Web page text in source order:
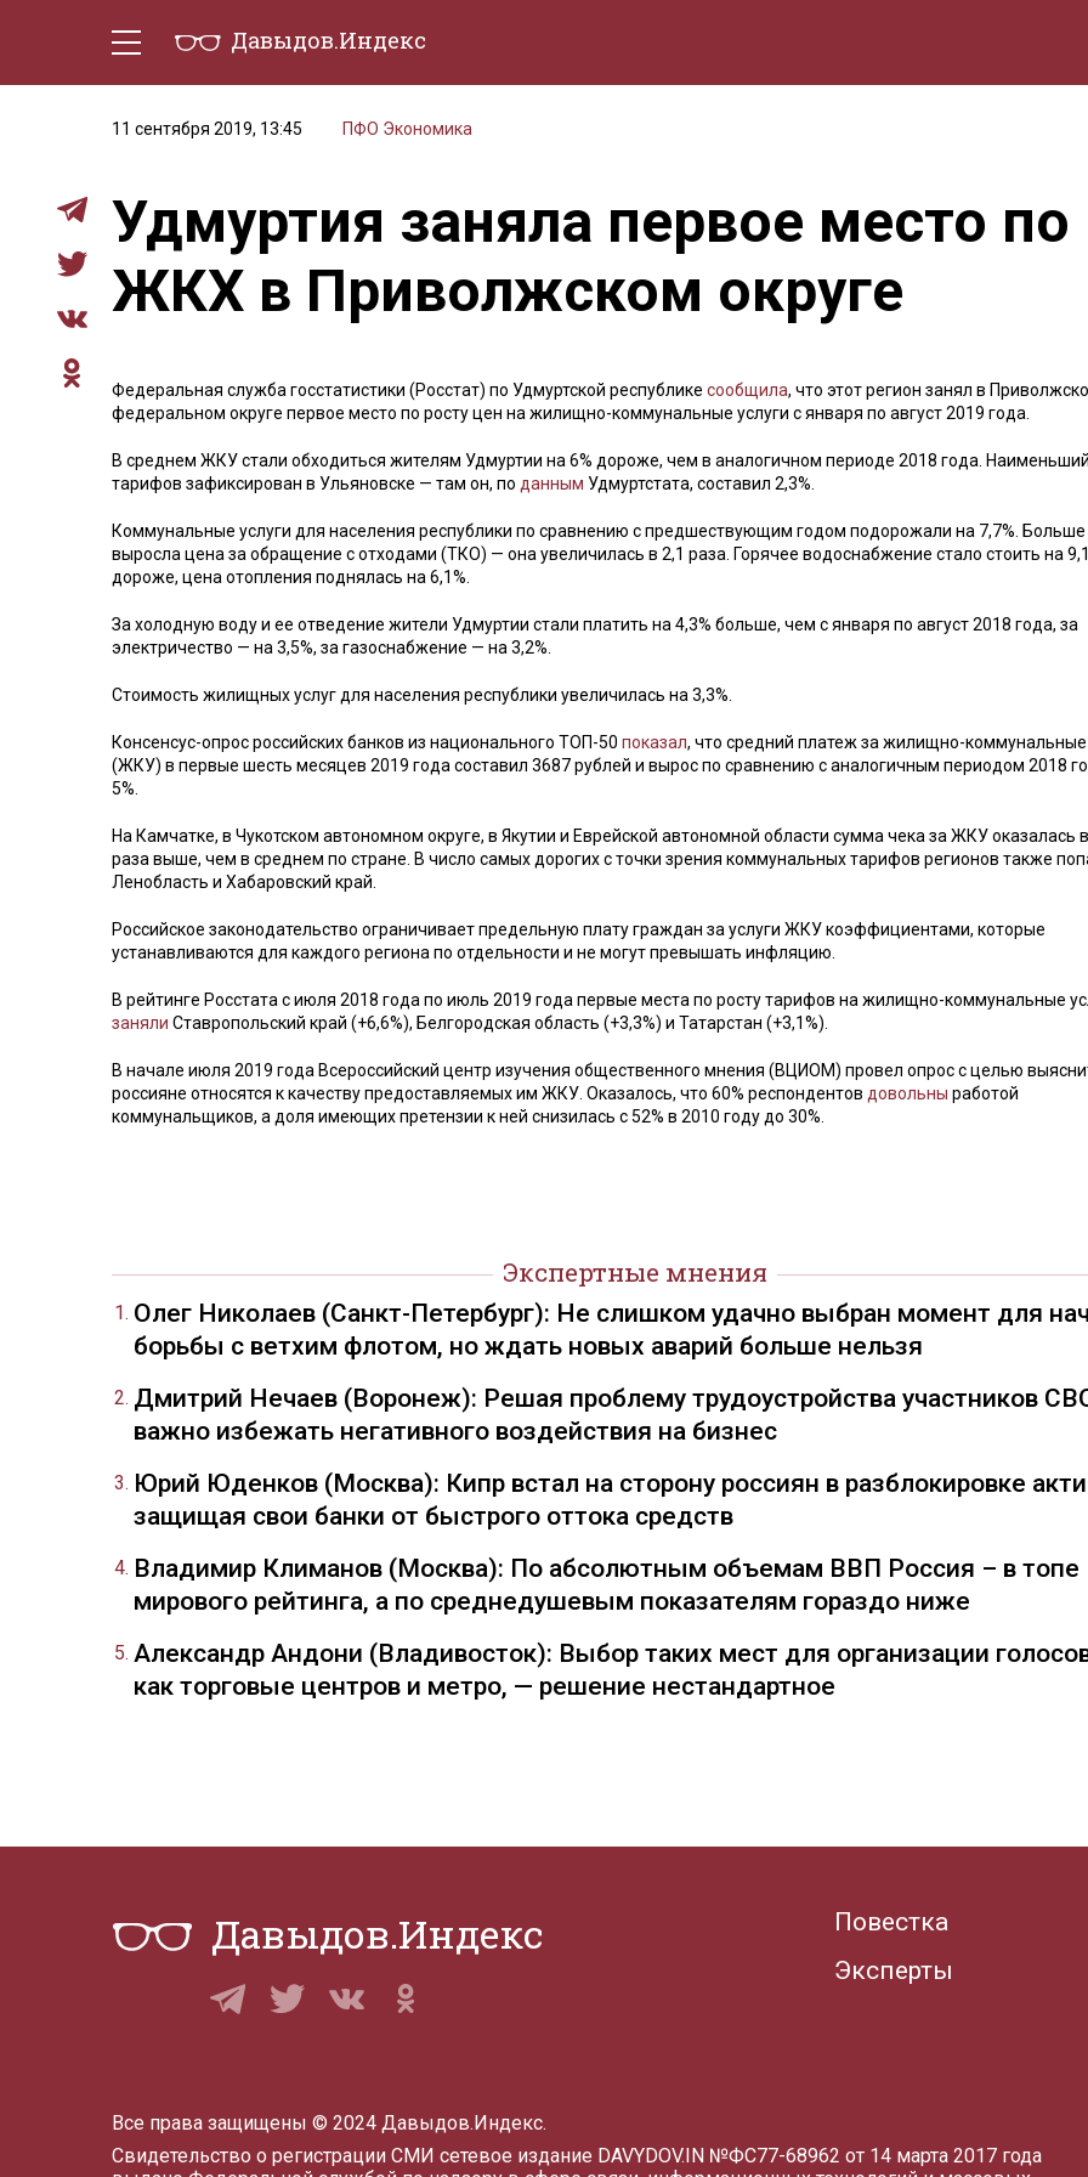
Давыдов.Индекс
11 сентября 2019, 13:45
ПФО Экономика
Удмуртия заняла первое место
ЖКХ в Приволжском округе
Федеральная служба госстатистики (Росстат) по Удмуртской республике сообщила, что этот регион занял в
федеральном округе первое место по росту цен на жилищно-коммунальные услуги с января по август 2019 года.
В среднем ЖКУ стали обходиться жителям Удмуртии на 6% дороже, чем в аналогичном периоде 2018 года.
тарифов зафиксирован в Ульяновске — там он, по данным Удмуртстата, составил 2,3%.
Коммунальные услуги для населения республики по сравнению с предшествующим годом подорожали на 7,7%. Больше
выросла цена за обращение с отходами (ТКО) — она увеличилась в 2,1 раза. Горячее водоснабжение стало стоить на
дороже, цена отопления поднялась на 6,1%.
За холодную воду и ее отведение жители Удмуртии стали платить на 4,3% больше, чем с января по август 2018 года, за
электричество — на 3,5%, за газоснабжение — на 3,2%.
Стоимость жилищных услуг для населения республики увеличилась на 3,3%.
Консенсус-опрос российских банков из национального ТОП-50 показал, что средний платеж за жилищно-коммунальные
(ЖКУ) в первые шесть месяцев 2019 года составил 3687 рублей и вырос по сравнению с аналогичным периодом 2018
5%.
На Камчатке, в Чукотском автономном округе, в Якутии и Еврейской автономной области сумма чека за ЖКУ оказалась
раза выше, чем в среднем по стране. В число самых дорогих с точки зрения коммунальных тарифов регионов также
Ленобласть и Хабаровский край.
Российское законодательство ограничивает предельную плату граждан за услуги ЖКУ коэффициентами, которые
устанавливаются для каждого региона по отдельности и не могут превышать инфляцию.
В рейтинге Росстата с июля 2018 года по июль 2019 года первые места по росту тарифов на жилищно-коммунальные
заняли Ставропольский край (+6,6%), Белгородская область (+3,3%) и Татарстан (+3,1%).
В начале июля 2019 года Всероссийский центр изучения общественного мнения (ВЦИОМ) провел опрос с целью
россияне относятся к качеству предоставляемых им ЖКУ. Оказалось, что 60% респондентов довольны работой
коммунальщиков, а доля имеющих претензии к ней снизилась с 52% в 2010 году до 30%.
Экспертные мнения
Олег Николаев (Санкт-Петербург): Не слишком удачно выбран момент для
борьбы с ветхим флотом, но ждать новых аварий больше нельзя
Дмитрий Нечаев (Воронеж): Решая проблему трудоустройства участников
важно избежать негативного воздействия на бизнес
Юрий Юденков (Москва): Кипр встал на сторону россиян в разблокировке
защищая свои банки от быстрого оттока средств
Владимир Климанов (Москва): По абсолютным объемам ВВП Россия – в топе
мирового рейтинга, а по среднедушевым показателям гораздо ниже
Александр Андони (Владивосток): Выбор таких мест для организации
как торговые центров и метро, — решение нестандартное
Давыдов.Индекс
Повестка
Эксперты
Все права защищены © 2024 Давыдов.Индекс.
Свидетельство о регистрации СМИ сетевое издание DAVYDOV.IN №ФС77-68962 от 14 марта 2017 года